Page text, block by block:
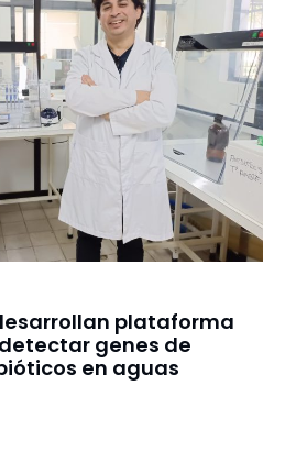
plataforma
genes de
en aguas